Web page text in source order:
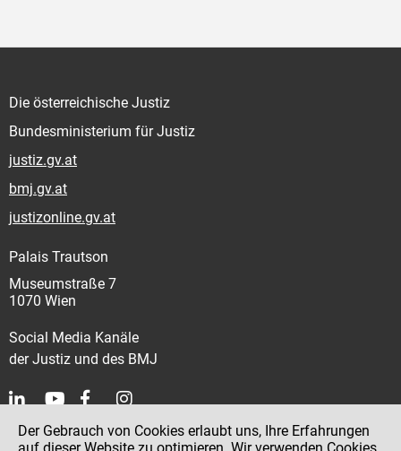
Die österreichische Justiz
Bundesministerium für Justiz
justiz.gv.at
bmj.gv.at
justizonline.gv.at
Palais Trautson
Museumstraße 7
1070 Wien
Social Media Kanäle
der Justiz und des BMJ
Kontakt
Der Gebrauch von Cookies erlaubt uns, Ihre Erfahrungen